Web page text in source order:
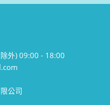
外) 09:00 - 18:00
公司